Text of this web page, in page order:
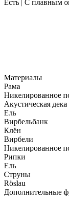
Есть | С плавным
Материалы
Рама
Никелированное
Акустическая дека
Ель
Вирбельбанк
Клён
Вирбели
Никелированное
Рипки
Ель
Струны
Röslau
Дополнительные